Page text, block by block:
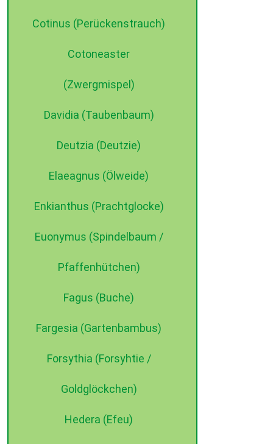
Cotinus (Perückenstrauch)
Cotoneaster
(Zwergmispel)
Davidia (Taubenbaum)
Deutzia (Deutzie)
Elaeagnus (Ölweide)
Enkianthus (Prachtglocke)
Euonymus (Spindelbaum /
Pfaffenhütchen)
Fagus (Buche)
Fargesia (Gartenbambus)
Forsythia (Forsyhtie /
Goldglöckchen)
Hedera (Efeu)